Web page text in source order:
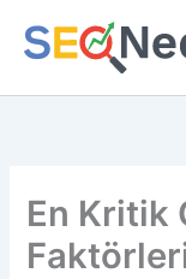
atla
En Kritik